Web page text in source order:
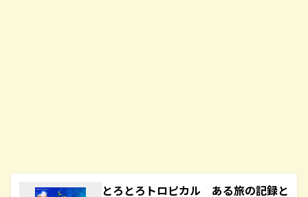
とろとろトロピカル ある旅の記録と